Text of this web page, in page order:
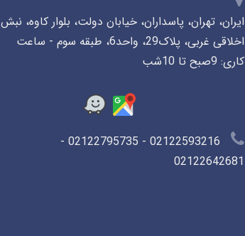
ایران، تهران، پاسداران، خیابان دولت، بلوار کاوه، نبش
اخلاقی غربی، پلاک29، واحد6، طبقه سوم - ساعت
کاری: 9صبح تا 10شب
02122593216 - 02122795735 -
02122642681